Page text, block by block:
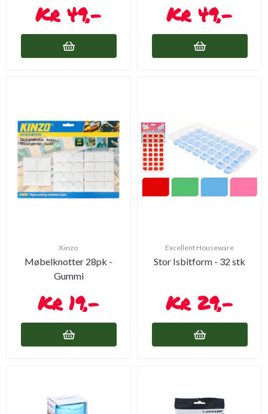
49,- 49,-
Kinzo
Møbelknotter 28pk -
Gummi
19,-
Excellent Houseware
Stor Isbitform - 32 stk
29,-